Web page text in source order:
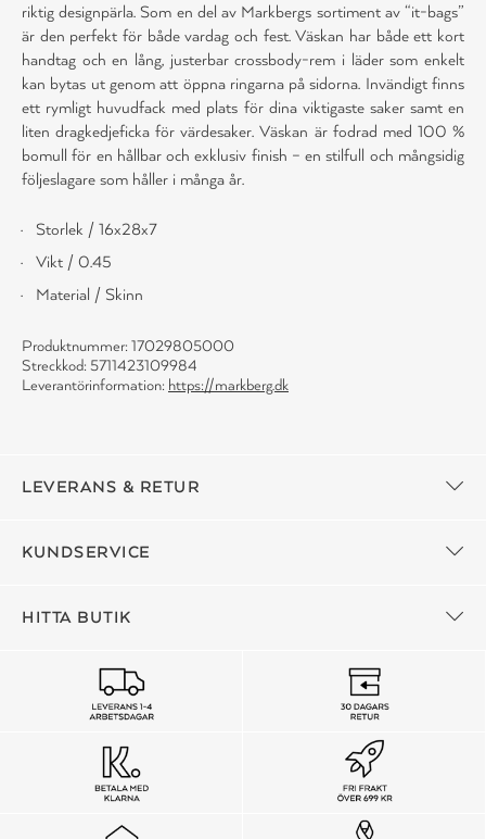
riktig designpärla. Som en del av Markbergs sortiment av “it-bags”
är den perfekt för både vardag och fest. Väskan har både ett kort
handtag och en lång, justerbar crossbody-rem i läder som enkelt
kan bytas ut genom att öppna ringarna på sidorna. Invändigt finns
ett rymligt huvudfack med plats för dina viktigaste saker samt en
liten dragkedjeficka för värdesaker. Väskan är fodrad med 100 %
bomull för en hållbar och exklusiv finish – en stilfull och mångsidig
följeslagare som håller i många år.
Storlek / 16x28x7
Vikt / 0.45
Material / Skinn
Produktnummer: 17029805000
Streckkod: 5711423109984
Leverantörinformation: https://markberg.dk
LEVERANS & RETUR
KUNDSERVICE
HITTA BUTIK